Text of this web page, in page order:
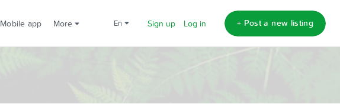
Mobile app More en Sign up Log in + Post a new listing